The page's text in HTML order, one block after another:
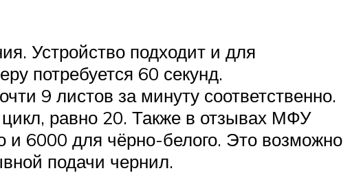
Устройство подходит и для
потребуется 60 секунд.
9 листов за минуту соответственно.
равно 20. Также в отзывах МФУ
и 6000 для чёрно-белого. Это возможно
подачи чернил.